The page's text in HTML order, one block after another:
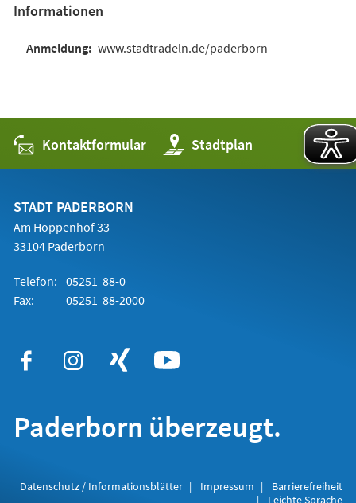
Informationen
www.stadtradeln.de/paderborn
Kontaktformular Stadtplan
(Öffnet
in
einem
STADT PADERBORN
Am Hoppenhof 33
33104 Paderborn
Telefon: 05251 88-0
Fax:
05251 88-2000
Paderborn überzeugt.
Datenschutz / Informationsblätter Impressum
Barrierefreiheit
Leichte Sprache